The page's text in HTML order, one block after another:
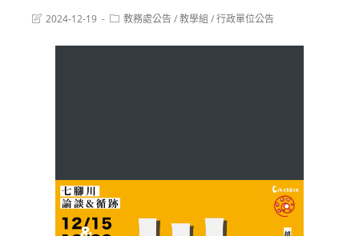
Post2024-12-19
Post教務處公告/教學組 /行政單位公告